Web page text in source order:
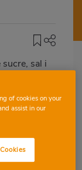
per
manera
of cookies on your
assist in our